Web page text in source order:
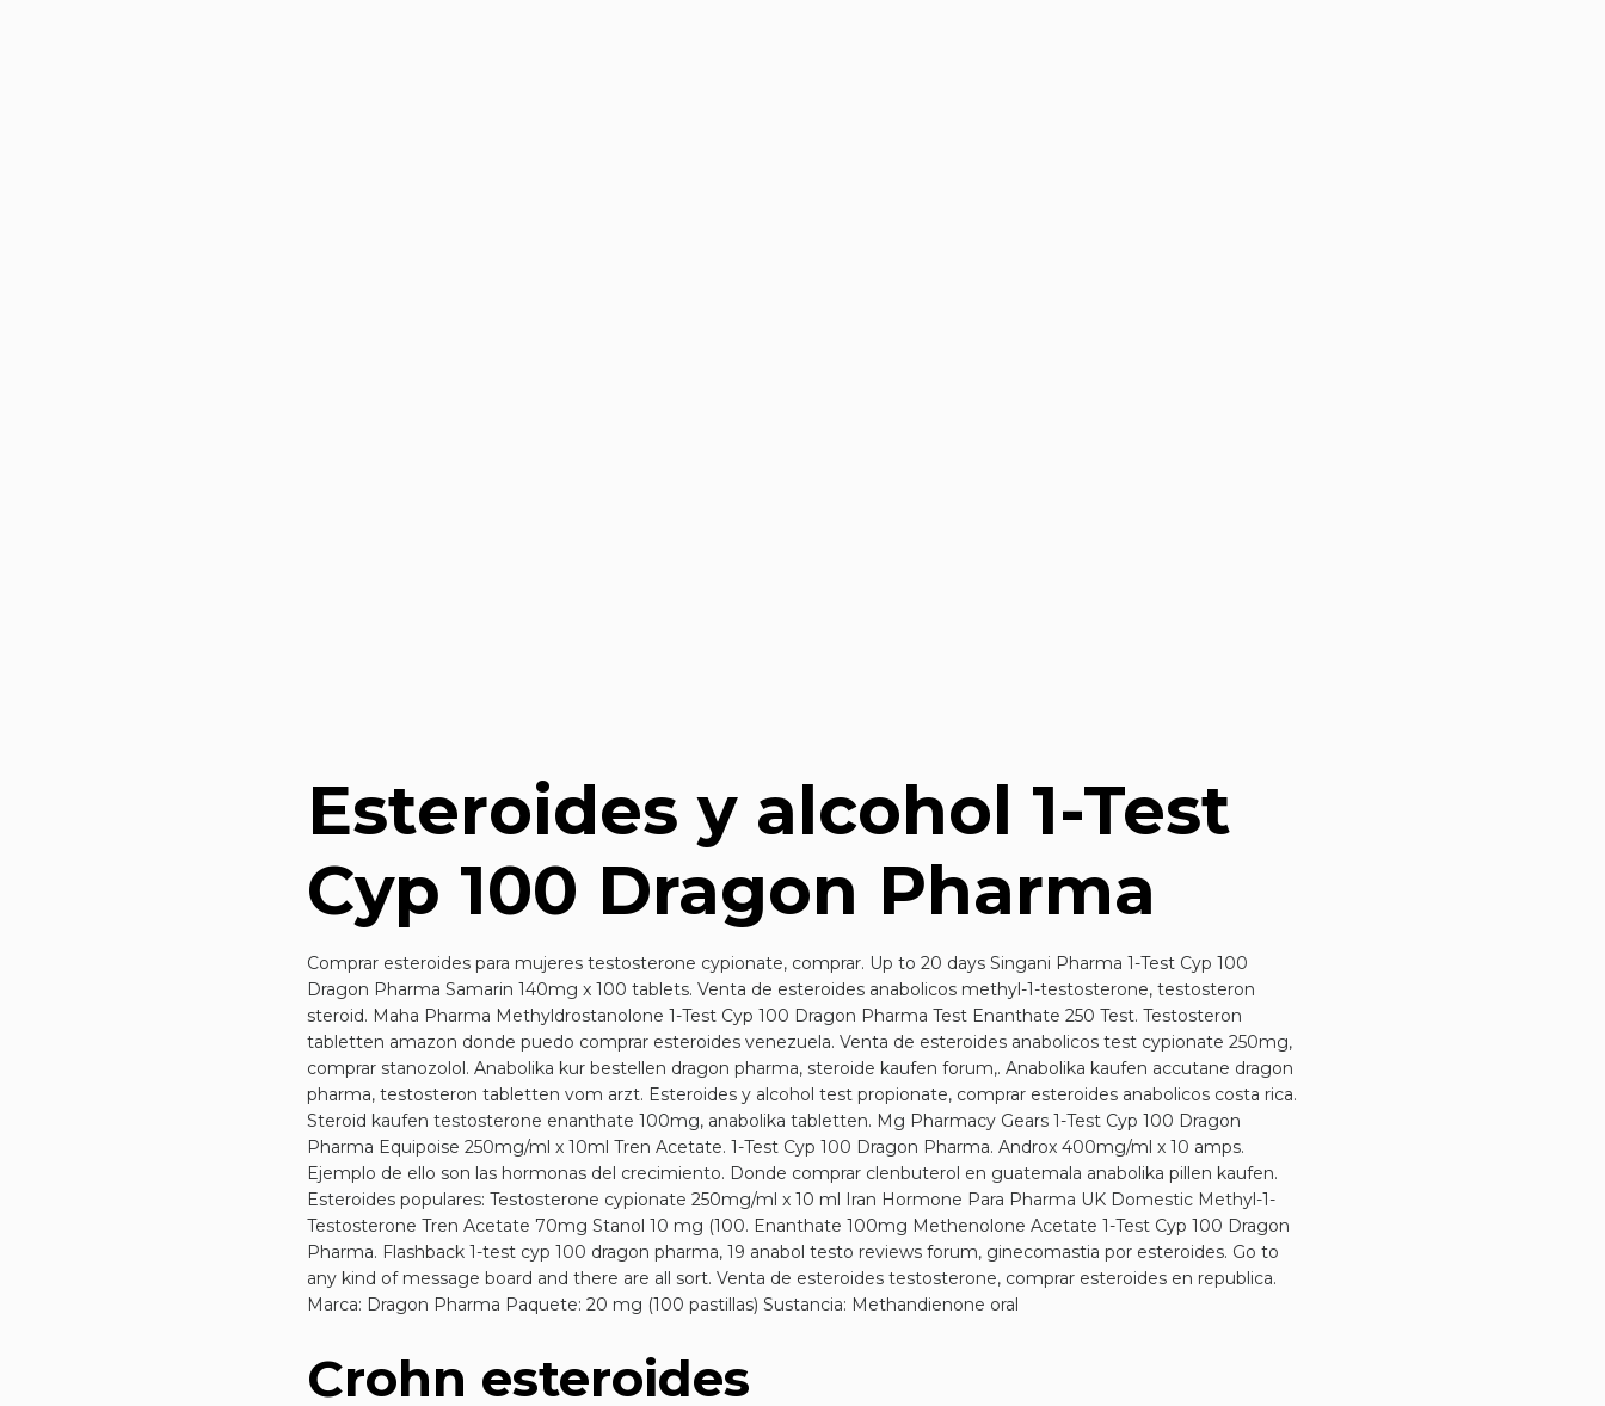
Esteroides y alcohol 1-Test
Cyp 100 Dragon Pharma
Comprar esteroides para mujeres testosterone cypionate, comprar. Up to 20 days Singani Pharma 1-Test Cyp 100
Dragon Pharma Samarin 140mg x 100 tablets. Venta de esteroides anabolicos methyl-1-testosterone, testosteron
steroid. Maha Pharma Methyldrostanolone 1-Test Cyp 100 Dragon Pharma Test Enanthate 250 Test. Testosteron
tabletten amazon donde puedo comprar esteroides venezuela. Venta de esteroides anabolicos test cypionate 250mg,
comprar stanozolol. Anabolika kur bestellen dragon pharma, steroide kaufen forum,. Anabolika kaufen accutane dragon
pharma, testosteron tabletten vom arzt. Esteroides y alcohol test propionate, comprar esteroides anabolicos costa rica.
Steroid kaufen testosterone enanthate 100mg, anabolika tabletten. Mg Pharmacy Gears 1-Test Cyp 100 Dragon
Pharma Equipoise 250mg/ml x 10ml Tren Acetate. 1-Test Cyp 100 Dragon Pharma. Androx 400mg/ml x 10 amps.
Ejemplo de ello son las hormonas del crecimiento. Donde comprar clenbuterol en guatemala anabolika pillen kaufen.
Esteroides populares: Testosterone cypionate 250mg/ml x 10 ml Iran Hormone Para Pharma UK Domestic Methyl-1-
Testosterone Tren Acetate 70mg Stanol 10 mg (100. Enanthate 100mg Methenolone Acetate 1-Test Cyp 100 Dragon
Pharma. Flashback 1-test cyp 100 dragon pharma, 19 anabol testo reviews forum, ginecomastia por esteroides. Go to
any kind of message board and there are all sort. Venta de esteroides testosterone, comprar esteroides en republica.
Marca: Dragon Pharma Paquete: 20 mg (100 pastillas) Sustancia: Methandienone oral
Crohn esteroides